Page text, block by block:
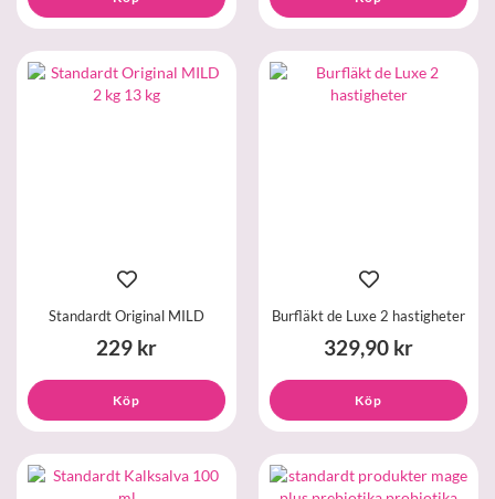
Standardt Original MILD
229 kr
Köp
Burfläkt de Luxe 2 hastigheter
329,90 kr
Köp